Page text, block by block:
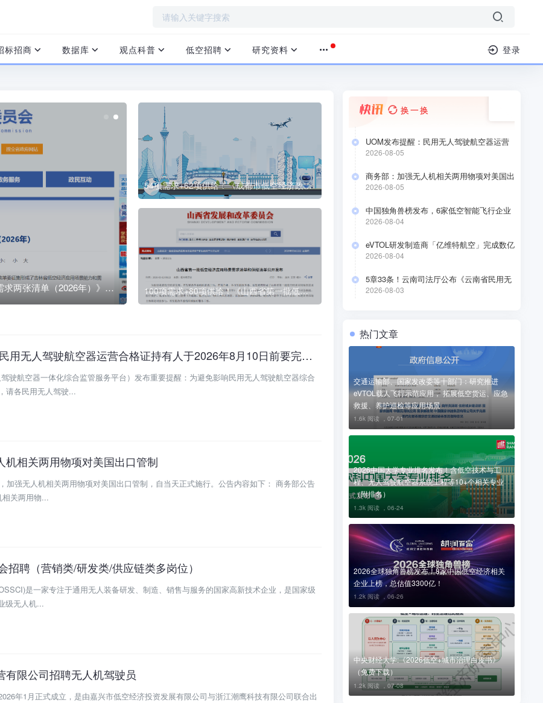
标招商 数据库 观点科普 低空招聘 研究资料 登录
95项需求+191项能力！《吉林省低空经济应用场景能力和需求两张清单（2026年）》发布 130项需求+180项能力！《河北省低空经济应用场景需求清单和产业供给能力清单》发布
54项需求+62项供给！《成都市低空经济政务需求清单》、《成都市低空经济供给清单》
100项需求+80项供给！《山西省第一批低空经济应用场景需求清单和供给清单》
驾驶航空器运营合格证持有人于2026年8月10日前要完成低空经济应用场景安全自评估
驶航空器一体化综合监管服务平台）发布重要提醒：为避免影响民用无人驾驶航空器综合
请各民用无人驾驶...
机相关两用物项对美国出口管制
加强无人机相关两用物项对美国出口管制，自当天正式施行。公告内容如下： 商务部公告
关两用物...
招聘（营销类/研发类/供应链类多岗位）
是一家专注于通用无人装备研发、制造、销售与服务的国家高新技术企业，是国家级
级无人机...
有限公司招聘无人机驾驶员
年1月正式成立，是由嘉兴市低空经济投资发展有限公司与浙江潮鹰科技有限公司联合出
换一换
UOM发布提醒：民用无人驾驶航空器运营
合格证持有人于2026年8月10日前要完成低
2026-08-05
商务部：加强无人机相关两用物项对美国出
口管制
2026-08-05
中国独角兽榜发布，6家低空智能飞行企业
上榜
2026-08-04
eVTOL研发制造商「亿维特航空」完成数亿
元A+轮融资
2026-08-04
5章33条！云南司法厅公布《云南省民用无
人驾驶航空器公共管理办法（草案）》（附
2026-08-03
热门文章
交通运输部、国家发改委等十部门：研究推进
eVTOL载人飞行示范应用， 拓展低空货运、应急
救援、养护巡检等应用场景
1.6k 阅读 ， 07-01
2026中国大学专业排名发布！含低空技术与工
程、无人驾驶航空器系统工程等10+个相关专业
（附排名）
1.3k 阅读 ， 06-24
2026全球独角兽榜发布！8家中国低空经济相关
企业上榜，总估值3300亿！
1.2k 阅读 ， 06-26
中央财经大学:《2026低空+城市治理白皮书》
（免费下载）
1.2k 阅读 ， 07-08